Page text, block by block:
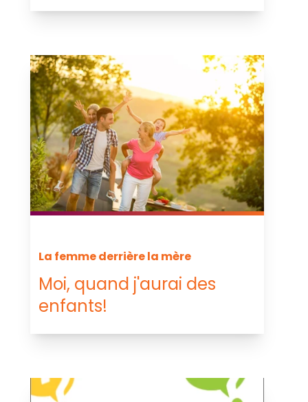
La femme derrière la mère
Moi, quand j'aurai des
enfants!